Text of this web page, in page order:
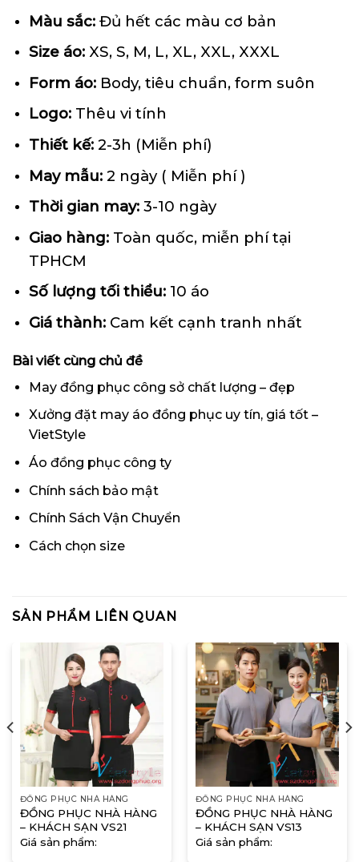
Màu sắc: Đủ hết các màu cơ bản
Size áo: XS, S, M, L, XL, XXL, XXXL
Form áo: Body, tiêu chuẩn, form suôn
Logo: Thêu vi tính
Thiết kế:2-3h (Miễn phí)
May mẫu: 2 ngày ( Miễn phí )
Thời gian may: 3-10 ngày
Giao hàng: Toàn quốc, miễn phí tại
TPHCM
Số lượng tối thiểu: 10 áo
Giá thành: Cam kết cạnh tranh nhất
Bài viết cùng chủ đề
May đồng phục công sở chất lượng – đẹp
Xưởng đặt may áo đồng phục uy tín, giá tốt –
VietStyle
Áo đồng phục công ty
Chính sách bảo mật
Chính Sách Vận Chuyển
Cách chọn size
SẢN PHẨM LIÊN QUAN
ĐỒNG PHỤC NHÀ HÀNG
ĐỒNG PHỤC NHÀ HÀNG
– KHÁCH SẠN VS21
Giá sản phẩm:
ĐỒNG PHỤC NHÀ HÀNG
ĐỒNG PHỤC NHÀ HÀNG
– KHÁCH SẠN VS13
Giá sản phẩm: